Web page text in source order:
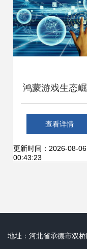
鸿蒙游戏生态
AOa电竞官网助
华为游戏中心打
查看详情
更新时间：2026-08-06
00:43:23
地址：河北省承德市双